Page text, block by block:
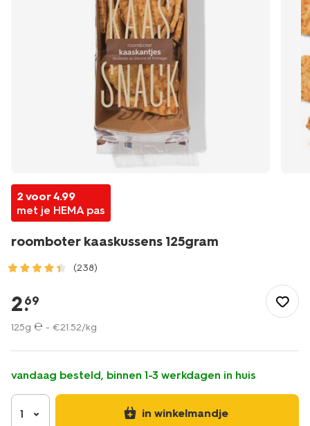
2 voor 4.99
met je HEMA pas
roomboter kaaskussens 125gram
(238)
drinken/snacks/borrelhapjes/roomboter-
kaaskussens-
125gram-
2.
69
125g ℮ - €21.52/kg
vandaag besteld, binnen 1-3 werkdagen in huis
1 in winkelmandje